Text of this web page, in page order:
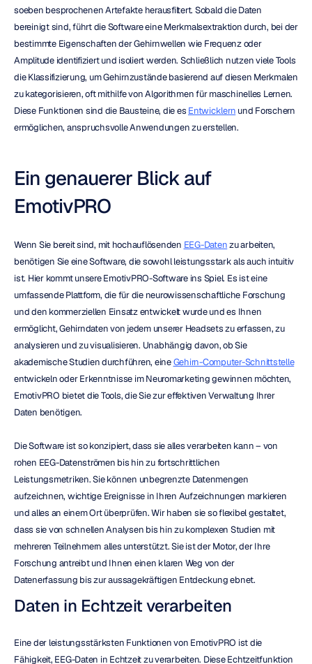
soeben besprochenen Artefakte herausfiltert. Sobald die Daten
bereinigt sind, führt die Software eine Merkmalsextraktion durch, bei der
bestimmte Eigenschaften der Gehirnwellen wie Frequenz oder
Amplitude identifiziert und isoliert werden. Schließlich nutzen viele Tools
die Klassifizierung, um Gehirnzustände basierend auf diesen Merkmalen
zu kategorisieren, oft mithilfe von Algorithmen für maschinelles Lernen.
Diese Funktionen sind die Bausteine, die es Entwicklern und Forschern
ermöglichen, anspruchsvolle Anwendungen zu erstellen.
Ein genauerer Blick auf
EmotivPRO
Wenn Sie bereit sind, mit hochauflösenden EEG-Daten zu arbeiten,
benötigen Sie eine Software, die sowohl leistungsstark als auch intuitiv
ist. Hier kommt unsere EmotivPRO-Software ins Spiel. Es ist eine
umfassende Plattform, die für die neurowissenschaftliche Forschung
und den kommerziellen Einsatz entwickelt wurde und es Ihnen
ermöglicht, Gehirndaten von jedem unserer Headsets zu erfassen, zu
analysieren und zu visualisieren. Unabhängig davon, ob Sie
akademische Studien durchführen, eine Gehirn-Computer-Schnittstelle
entwickeln oder Erkenntnisse im Neuromarketing gewinnen möchten,
EmotivPRO bietet die Tools, die Sie zur effektiven Verwaltung Ihrer
Daten benötigen.
Die Software ist so konzipiert, dass sie alles verarbeiten kann – von
rohen EEG-Datenströmen bis hin zu fortschrittlichen
Leistungsmetriken. Sie können unbegrenzte Datenmengen
aufzeichnen, wichtige Ereignisse in Ihren Aufzeichnungen markieren
und alles an einem Ort überprüfen. Wir haben sie so flexibel gestaltet,
dass sie von schnellen Analysen bis hin zu komplexen Studien mit
mehreren Teilnehmern alles unterstützt. Sie ist der Motor, der Ihre
Forschung antreibt und Ihnen einen klaren Weg von der
Datenerfassung bis zur aussagekräftigen Entdeckung ebnet.
Daten in Echtzeit verarbeiten
Eine der leistungsstärksten Funktionen von EmotivPRO ist die
Fähigkeit, EEG-Daten in Echtzeit zu verarbeiten. Diese Echtzeitfunktion